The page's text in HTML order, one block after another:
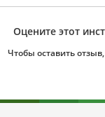
Оцените этот
Чтобы оставить